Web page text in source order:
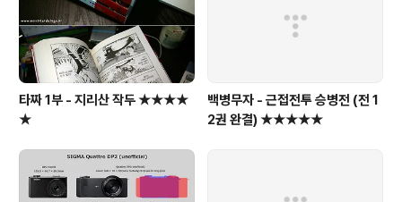
타짜 1부 - 지리산 작두 ★★★★
★
백병무자 - 근접전투 승병전 (전 1
2권 완결) ★★★★★